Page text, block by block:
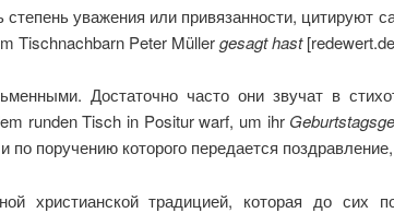
уважения или привязанности, цитируют
Tischnachbarn Peter Müllergesagt hast
Достаточно часто они звучат в
runden Tisch in Positur warf, um ihr
поручению которого передается
христианской традицией, которая до сих